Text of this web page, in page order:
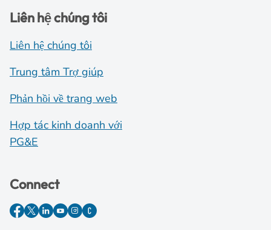
Liên hệ chúng tôi
Liên hệ chúng tôi
Trung tâm Trợ giúp
Phản hồi về trang web
Hợp tác kinh doanh với
PG&E
Connect